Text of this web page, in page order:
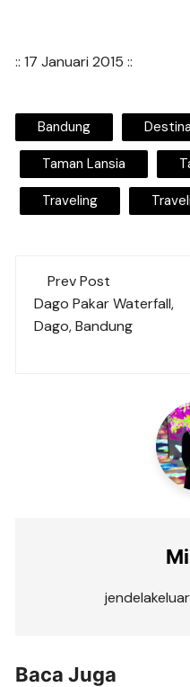
:: 17 Januari 2015 ::
Bandung
Taman Lansia
Traveling
Post
navigation
Prev Post
Dago Pakar Waterfall,
Dago, Bandung
Baca Juga